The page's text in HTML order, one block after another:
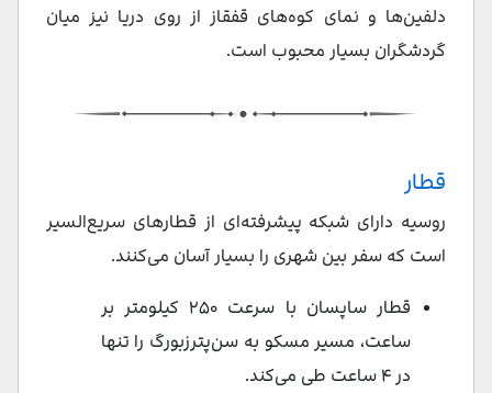
دلفین‌ها و نمای کوه‌های قفقاز از روی دریا نیز میان
گردشگران بسیار محبوب است.
قطار
روسیه دارای شبکه پیشرفته‌ای از قطارهای سریع‌السیر
است که سفر بین شهری را بسیار آسان می‌کنند.
قطار ساپسان با سرعت ۲۵۰ کیلومتر بر
ساعت، مسیر مسکو به سن‌پترزبورگ را تنها
در ۴ ساعت طی می‌کند.